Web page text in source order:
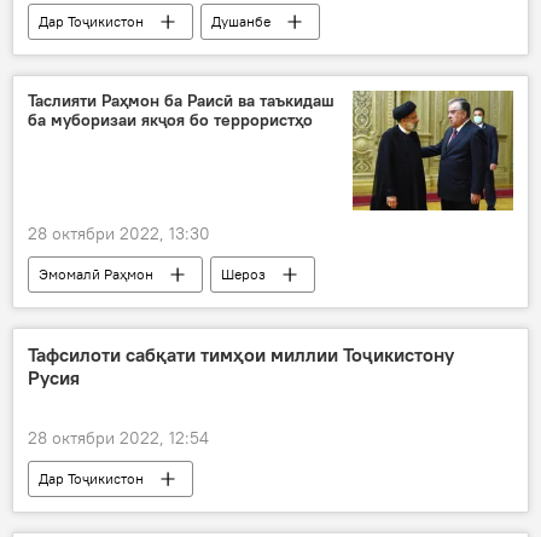
Дар Тоҷикистон Душанбе
Таслияти Раҳмон ба Раисӣ ва таъкидаш
ба муборизаи якҷоя бо террористҳо
28 октябри 2022, 13:30
Эмомалӣ Раҳмон
Шероз
Иброҳим Раисӣ
ҳамдардӣ
Амният ва мудофиа
Тафсилоти сабқати тимҳои миллии Тоҷикистону
Русия
28 октябри 2022, 12:54
Дар Тоҷикистон
Навигариҳои варзиши Тоҷикистон